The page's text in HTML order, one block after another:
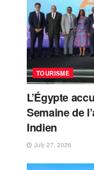
TOURISME
L’Égypte
Semaine de
Indien
July 27, 2026